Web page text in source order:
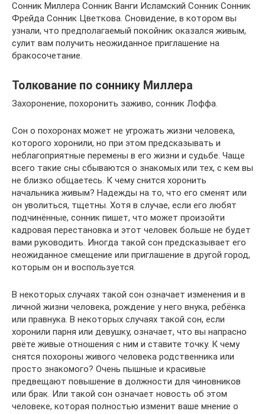
Сонник Миллера Сонник Ванги Исламский Сонник Сонник
Фрейда Сонник Цветкова. Сновидение, в котором вы
узнали, что предполагаемый покойник оказался живым,
сулит вам получить неожиданное приглашение на
бракосочетание.
Толкование по соннику Миллера
Захоронение, похоронить заживо, сонник Лоффа.
Сон о похоронах может не угрожать жизни человека,
которого хоронили, но при этом предсказывать и
неблагоприятные перемены в его жизни и судьбе. Чаще
всего такие сны сбываются о знакомых или тех, с кем вы
не близко общаетесь. К чему снится хоронить
начальника живым? Надежды на то, что его сменят или
он уволиться, тщетны. Хотя в случае, если его любят
подчинённые, сонник пишет, что может произойти
кадровая перестановка и этот человек больше не будет
вами руководить. Иногда такой сон предсказывает его
неожиданное смещение или приглашение в другой город,
которым он и воспользуется.
В некоторых случаях такой сон означает изменения и в
личной жизни человека, рождение у него внука, ребёнка
или правнука. В некоторых случаях такой сон, если
хоронили парня или девушку, означает, что вы напрасно
рвёте живые отношения с ним и ставите точку. К чему
снятся похороны живого человека родственника или
просто знакомого? Очень пышные и красивые
предвещают повышение в должности для чиновников
или брак. Или такой сон означает новость об этом
человеке, которая полностью изменит ваше мнение о